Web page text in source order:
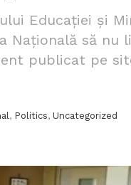
Educației și
Națională să nu
publicat pe
, Politics, Uncategorized